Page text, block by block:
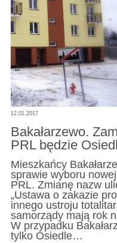
12.01.2017
Bakałarzewo.
PRL będzie
Mieszkańcy
sprawie wyboru
PRL. Zmianę nazw
„Ustawa o zakazie
innego ustroju
samorządy mają rok
W przypadku
tylko Osiedle…